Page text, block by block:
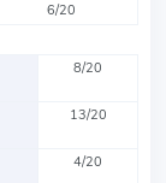
6/20
8/20
13/20
4/20